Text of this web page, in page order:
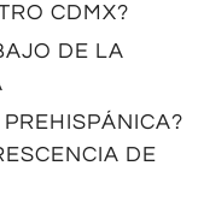
CDMX?
DE LA
DE